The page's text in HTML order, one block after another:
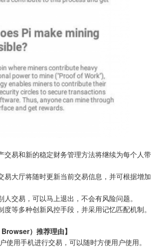
易和新的稳定财务管理方法将继续为每个人带
大厅将随时更新当前交易信息，并可根据增加
交易，可以马上退出，不会有风险问题。
等多种创新风控手段，并采用记忆匹配机制。
Browser）推荐理由】
用手机进行交易，可以随时方便用户使用。